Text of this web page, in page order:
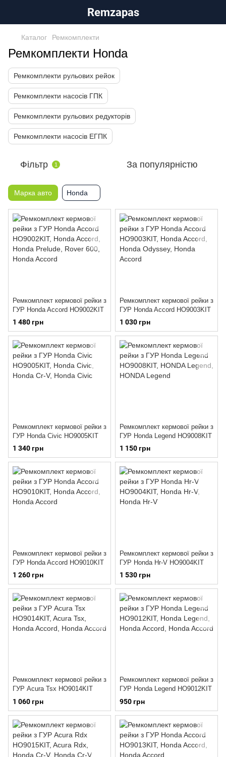
Remzapas
Каталог Ремкомплекти
Ремкомплекти Honda
Ремкомплекти рульових рейок
Ремкомплекти насосів ГПК
Ремкомплекти рульових редукторів
Ремкомплекти насосів ЕГПК
Фільтр 1 За популярністю
Марка авто Honda
Ремкомплект кермової рейки з
ГУР Honda Accord HO9002KIT
1 480 грн
Ремкомплект кермової рейки з
ГУР Honda Accord HO9003KIT
1 030 грн
Ремкомплект кермової рейки з
ГУР Honda Civic HO9005KIT
1 340 грн
Ремкомплект кермової рейки з
ГУР Honda Legend HO9008KIT
1 150 грн
Ремкомплект кермової рейки з
ГУР Honda Accord HO9010KIT
1 260 грн
Ремкомплект кермової рейки з
ГУР Honda Hr-V HO9004KIT
1 530 грн
Ремкомплект кермової рейки з
ГУР Acura Tsx HO9014KIT
1 060 грн
Ремкомплект кермової рейки з
ГУР Honda Legend HO9012KIT
950 грн